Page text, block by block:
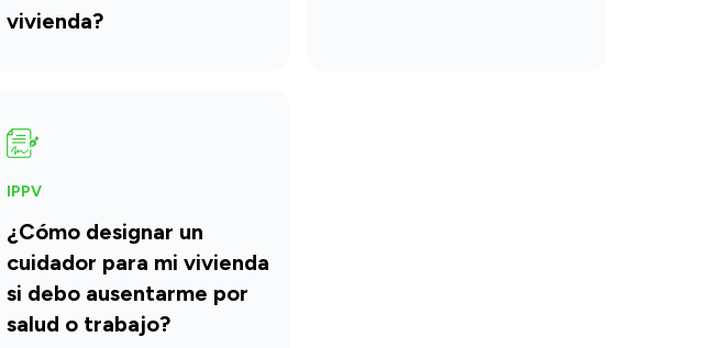
vivienda?
¿Cómo designar un
cuidador para mi vivienda
si debo ausentarme por
salud o trabajo?
IPPV